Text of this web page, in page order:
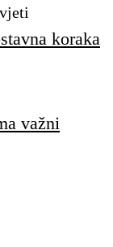
koraka
važni